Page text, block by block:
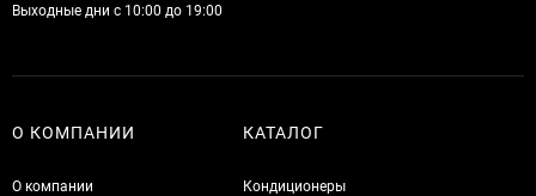
Выходные дни с 10:00 до 19:00
О КОМПАНИИ
О компании
КАТАЛОГ
Кондиционеры